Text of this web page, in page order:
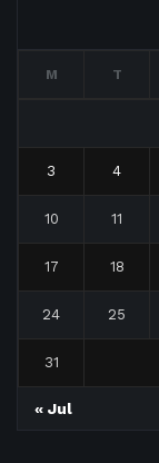
M T
3 4
10 11
17 18
24 25
31
« Jul